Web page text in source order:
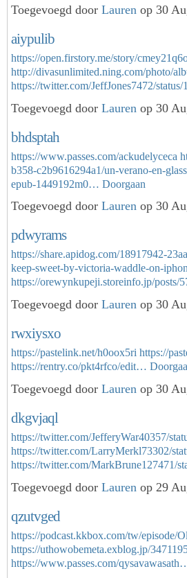
Toegevoegd door Lauren op 30
aiypulib
https://open.firstory.me/story/
http://divasunlimited.ning.com/photo/
https://twitter.com/JeffJones7472/
Toegevoegd door Lauren op 30
bhdsptah
https://www.passes.com/ackudelyceca
b358-c2b9616294a1/un-verano-en-
epub-1449192m0… Doorgaan
Toegevoegd door Lauren op 30
pdwyrams
https://share.apidog.com/18917942-
keep-sweet-by-victoria-waddle-on-
https://orewynkupeji.storeinfo.jp/posts/
Toegevoegd door Lauren op 30
rwxiysxo
https://pastelink.net/h0oox5ri https://
https://rentry.co/pkt4rfco/edit…
Toegevoegd door Lauren op 30
dkgvjaql
https://twitter.com/JefferyWar40357/
https://twitter.com/LarryMerkl73302/
https://twitter.com/MarkBrune127471/
Toegevoegd door Lauren op 29
qzutvged
https://podcast.kkbox.com/tw/
https://uthowobemeta.exblog.jp/
https://www.passes.com/